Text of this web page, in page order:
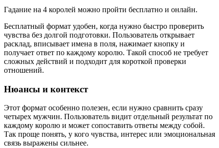
Гадание на 4 королей можно пройти бесплатно и онлайн.
Бесплатный формат удобен, когда нужно быстро проверить
чувства без долгой подготовки. Пользователь открывает
расклад, вписывает имена в поля, нажимает кнопку и
получает ответ по каждому королю. Такой способ не требует
сложных действий и подходит для короткой проверки
отношений.
Нюансы и контекст
Этот формат особенно полезен, если нужно сравнить сразу
четырех мужчин. Пользователь видит отдельный результат по
каждому королю и может сопоставить ответы между собой.
Так проще понять, у кого чувства, интерес или эмоциональная
связь выражены сильнее.